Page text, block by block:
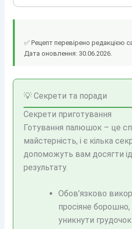
✅ Рецепт перевірено редакцією
Дата оновлення: 30.06.2026.
💡 Секрети та поради
Секрети приготування
Готування палюшок – це
майстерність, і є кілька
допоможуть вам досягти
результату.
Обов’язково
просіяне
уникнути грудочок